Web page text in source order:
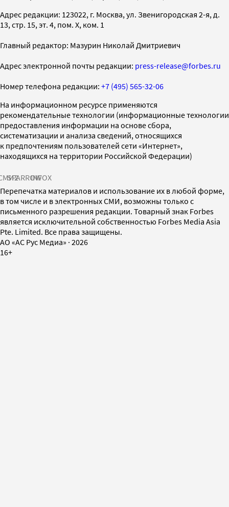
Адрес редакции: 123022, г. Москва, ул. Звенигородская 2-я, д.
13, стр. 15, эт. 4, пом. X, ком. 1
Главный редактор: Мазурин Николай Дмитриевич
Адрес электронной почты редакции: press-release@forbes.ru
Номер телефона редакции: +7 (495) 565-32-06
На информационном ресурсе применяются
рекомендательные технологии (информационные технологии
предоставления информации на основе сбора,
систематизации и анализа сведений, относящихся
к предпочтениям пользователей сети «Интернет»,
находящихся на территории Российской Федерации)
SPARROWINFOX
Перепечатка материалов и использование их в любой форме,
в том числе и в электронных СМИ, возможны только с
письменного разрешения редакции. Товарный знак Forbes
является исключительной собственностью Forbes Media Asia
Pte. Limited. Все права защищены.
AO «АС Рус Медиа» · 2026
16+